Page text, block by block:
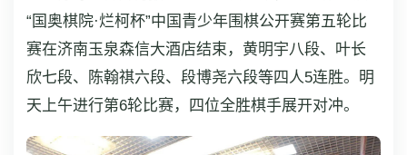
“国奥棋院·烂柯杯”中国青少年围棋公开赛第五轮比
赛在济南玉泉森信大酒店结束，黄明宇八段、叶长
欣七段、陈翰祺六段、段博尧六段等四人5连胜。明
天上午进行第6轮比赛，四位全胜棋手展开对冲。